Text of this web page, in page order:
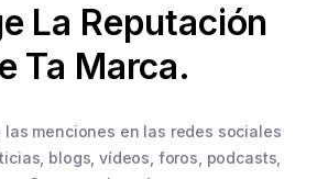
La Reputación
Ta Marca.
las menciones en las redes sociales
blogs, vídeos, foros, podcasts,